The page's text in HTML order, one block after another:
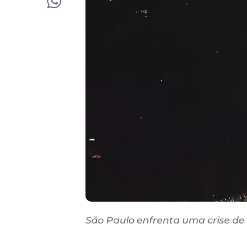
São Paulo enfrenta uma crise